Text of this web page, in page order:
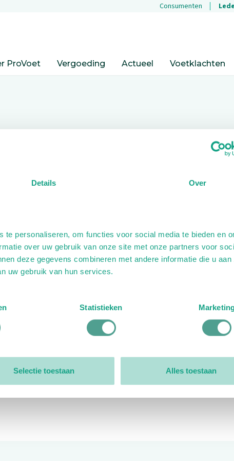
Details Over
te personaliseren, om functies voor social media te bieden en
over uw gebruik van onze site met onze partners voor
deze gegevens combineren met andere informatie die u aan
uw gebruik van hun services.
Statistieken
Selectie toestaan Alles toestaan
Consumenten
ProVoet Vergoeding Actueel Voetklachten
Open: 09:00 - 12:30